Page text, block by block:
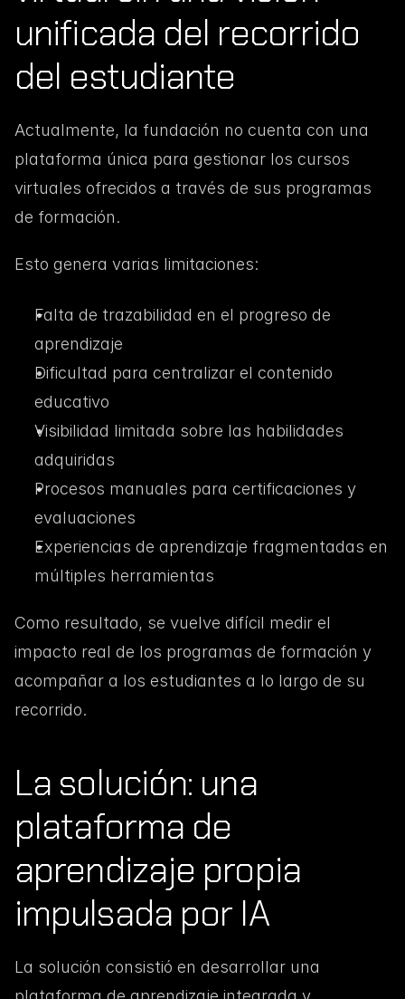
unificada del recorrido
del estudiante
Actualmente, la fundación no cuenta con una
plataforma única para gestionar los cursos
virtuales ofrecidos a través de sus programas
de formación.
Esto genera varias limitaciones:
Falta de trazabilidad en el progreso de
aprendizaje
Dificultad para centralizar el contenido
educativo
Visibilidad limitada sobre las habilidades
adquiridas
Procesos manuales para certificaciones y
evaluaciones
Experiencias de aprendizaje fragmentadas en
múltiples herramientas
Como resultado, se vuelve difícil medir el
impacto real de los programas de formación y
acompañar a los estudiantes a lo largo de su
recorrido.
La solución: una
plataforma de
aprendizaje propia
impulsada por IA
La solución consistió en desarrollar una